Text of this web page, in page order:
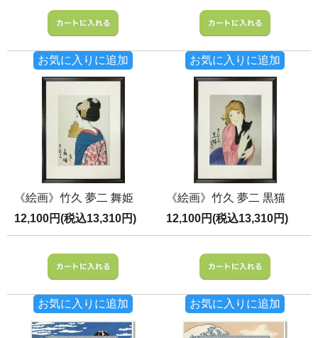
お気に入りに追加 お気に入りに追加
《絵画》竹久 夢二 舞姫
12,100円(税込13,310円)
お気に入りに追加
《絵画》竹久 夢二 黒猫
12,100円(税込13,310円)
お気に入りに追加